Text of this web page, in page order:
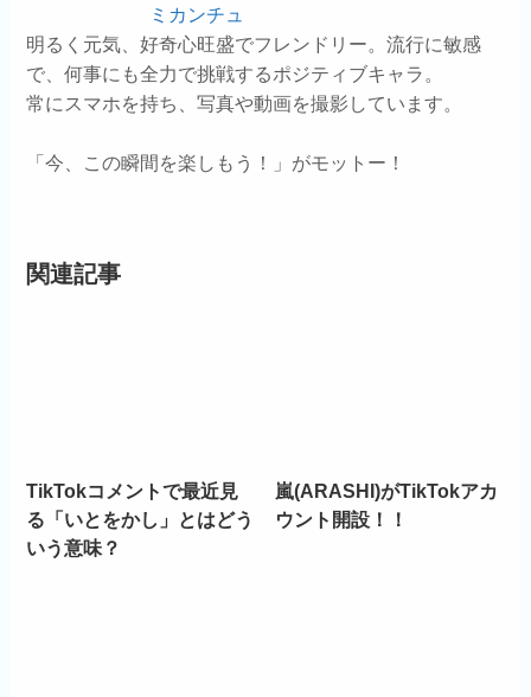
ミカンチュ
明るく元気、好奇心旺盛でフレンドリー。流行に敏感
で、何事にも全力で挑戦するポジティブキャラ。
常にスマホを持ち、写真や動画を撮影しています。
「今、この瞬間を楽しもう！」がモットー！
関連記事
TikTokコメントで最近見
る「いとをかし」とはどう
いう意味？
嵐(ARASHI)がTikTokアカ
ウント開設！！